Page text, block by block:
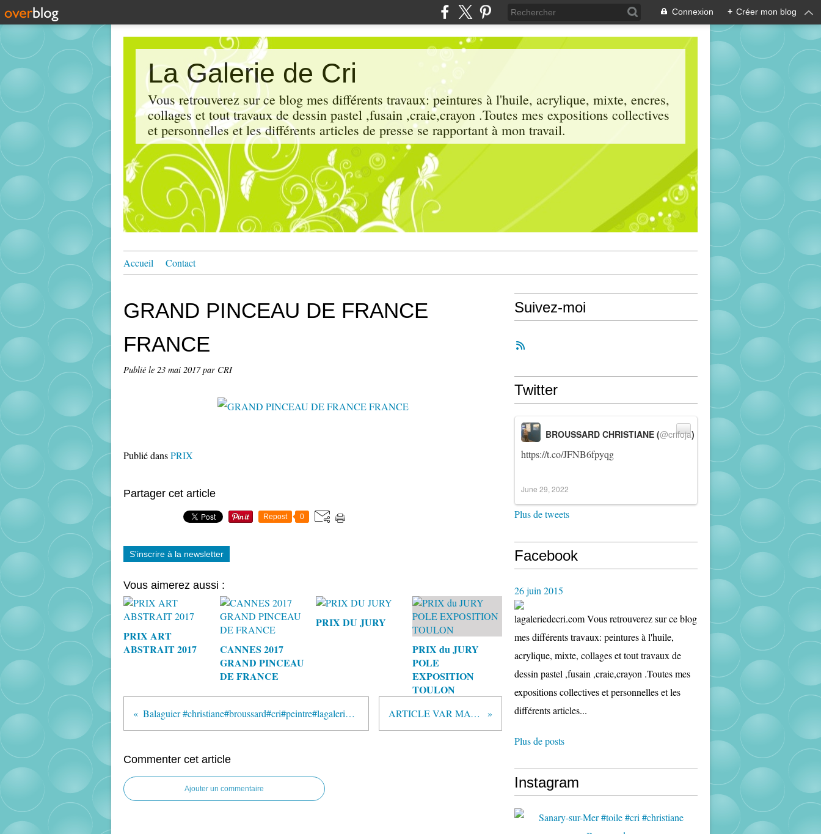
Connexion + Créer mon blog
La Galerie de Cri
Vous retrouverez sur ce blog mes différents travaux: peintures à l'huile, acrylique, mixte, encres,
collages et tout travaux de dessin pastel ,fusain ,craie,crayon .Toutes mes expositions collectives
et personnelles et les différents articles de presse se rapportant à mon travail.
Accueil Contact
GRAND PINCEAU DE FRANCE
FRANCE
Publié le 23 mai 2017par CRI
Publié dansPRIX
Partager cet article
Repost 0
S'inscrire à la newsletter
Vous aimerez aussi :
PRIX ART
ABSTRAIT 2017
CANNES 2017
GRAND PINCEAU
DE FRANCE
PRIX DU JURY
PRIX du JURY
POLE
EXPOSITION
TOULON
Balaguier #christiane#broussard#cri#peintre#lagaleriedecri ARTICLE VAR MATIN
Commenter cet article
Ajouter un commentaire
Suivez-moi
Twitter
https://t.co/JFNB6fpyqg
BROUSSARD CHRISTIANE (@crifoja)
June 29, 2022
Plus de tweets
Facebook
26 juin 2015
lagaleriedecri.com Vous retrouverez sur ce blog
mes différents travaux: peintures à l'huile,
acrylique, mixte, collages et tout travaux de
dessin pastel ,fusain ,craie,crayon .Toutes mes
expositions collectives et personnelles et les
différents articles...
Plus de posts
Instagram